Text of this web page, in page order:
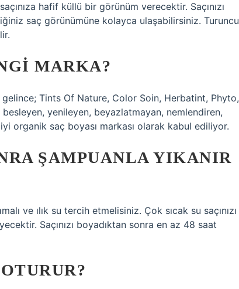
hafif küllü bir görünüm verecektir. Saçınızı
saç görünümüne kolayca ulaşabilirsiniz. Turuncu
MARKA?
Tints Of Nature, Color Soin, Herbatint, Phyto,
yenileyen, beyazlatmayan, nemlendiren,
organik saç boyası markası olarak kabul ediliyor.
ŞAMPUANLA YIKANIR
ve ılık su tercih etmelisiniz. Çok sıcak su saçınızı
Saçınızı boyadıktan sonra en az 48 saat